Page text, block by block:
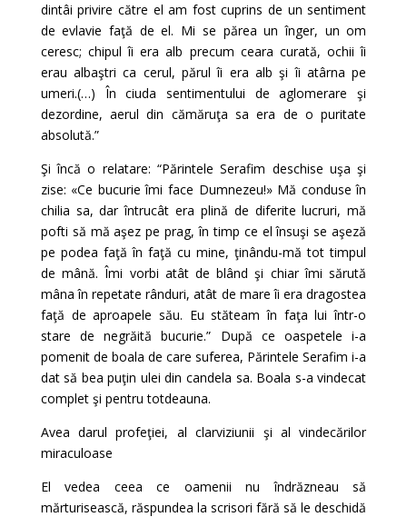
dintâi privire către el am fost cuprins de un sentiment
de evlavie faţă de el. Mi se părea un înger, un om
ceresc; chipul îi era alb precum ceara curată, ochii îi
erau albaştri ca cerul, părul îi era alb şi îi atârna pe
umeri.(…) În ciuda sentimentului de aglomerare şi
dezordine, aerul din cămăruţa sa era de o puritate
absolută.”
Şi încă o relatare: “Părintele Serafim deschise uşa şi
zise: «Ce bucurie îmi face Dumnezeu!» Mă conduse în
chilia sa, dar întrucât era plină de diferite lucruri, mă
pofti să mă aşez pe prag, în timp ce el însuşi se aşeză
pe podea faţă în faţă cu mine, ţinându-mă tot timpul
de mână. Îmi vorbi atât de blând şi chiar îmi sărută
mâna în repetate rânduri, atât de mare îi era dragostea
faţă de aproapele său. Eu stăteam în faţa lui într-o
stare de negrăită bucurie.” După ce oaspetele i-a
pomenit de boala de care suferea, Părintele Serafim i-a
dat să bea puţin ulei din candela sa. Boala s-a vindecat
complet şi pentru totdeauna.
Avea darul profeţiei, al clarviziunii şi al vindecărilor
miraculoase
El vedea ceea ce oamenii nu îndrăzneau să
mărturisească, răspundea la scrisori fără să le deschidă